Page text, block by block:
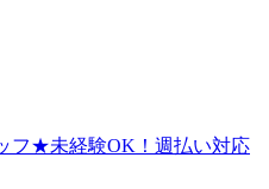
フ★未経験OK！週払い対応